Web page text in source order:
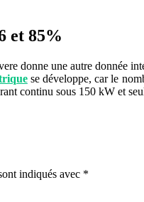
et 85%
donne une autre donnée
se développe, car le
continu sous 150 kW et
indiqués avec *